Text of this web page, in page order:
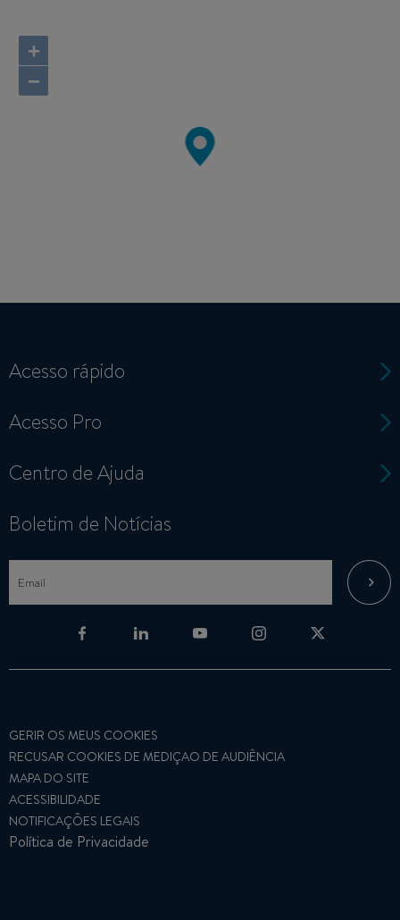
+
−
Acesso rápido
Acesso Pro
Centro de Ajuda
Boletim de Notícias
GERIR OS MEUS COOKIES
RECUSAR COOKIES DE MEDIÇAO DE AUDIÊNCIA
MAPA DO SITE
ACESSIBILIDADE
NOTIFICAÇÕES LEGAIS
Política de Privacidade